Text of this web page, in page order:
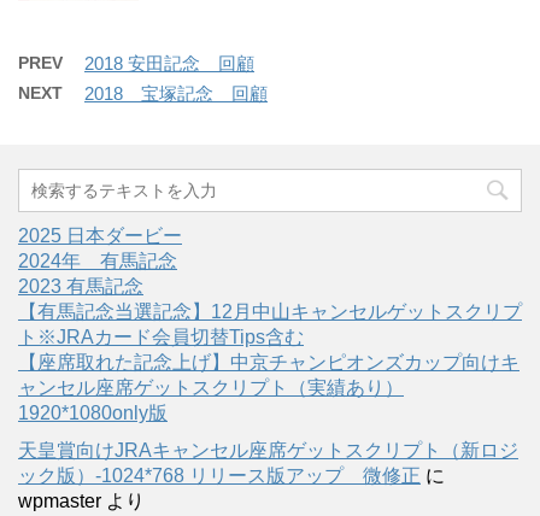
PREV 2018 安田記念 回顧
NEXT 2018 宝塚記念 回顧
2025 日本ダービー
2024年 有馬記念
2023 有馬記念
【有馬記念当選記念】12月中山キャンセルゲットスクリプ
ト※JRAカード会員切替Tips含む
【座席取れた記念上げ】中京チャンピオンズカップ向けキ
ャンセル座席ゲットスクリプト（実績あり）
1920*1080only版
天皇賞向けJRAキャンセル座席ゲットスクリプト（新ロジ
ック版）-1024*768 リリース版アップ 微修正 に
wpmaster より